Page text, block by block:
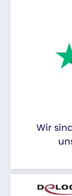
Wir